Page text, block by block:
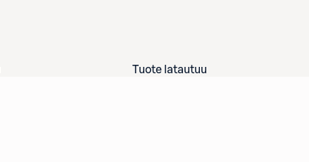
Tuote latautuu